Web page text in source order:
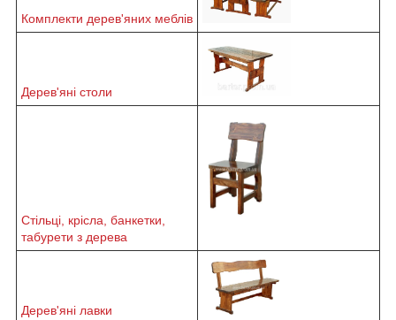
Комплекти дерев'яних меблів
Дерев'яні столи
Стільці, крісла, банкетки,
табурети з дерева
Дерев'яні лавки